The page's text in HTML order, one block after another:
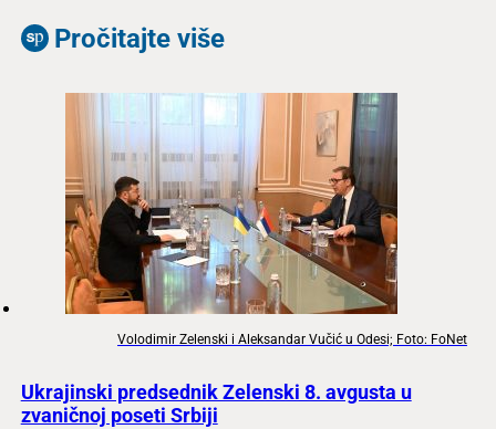
Pročitajte više
Volodimir Zelenski i Aleksandar Vučić u Odesi; Foto: FoNet
Ukrajinski predsednik Zelenski 8. avgusta u
zvaničnoj poseti Srbiji